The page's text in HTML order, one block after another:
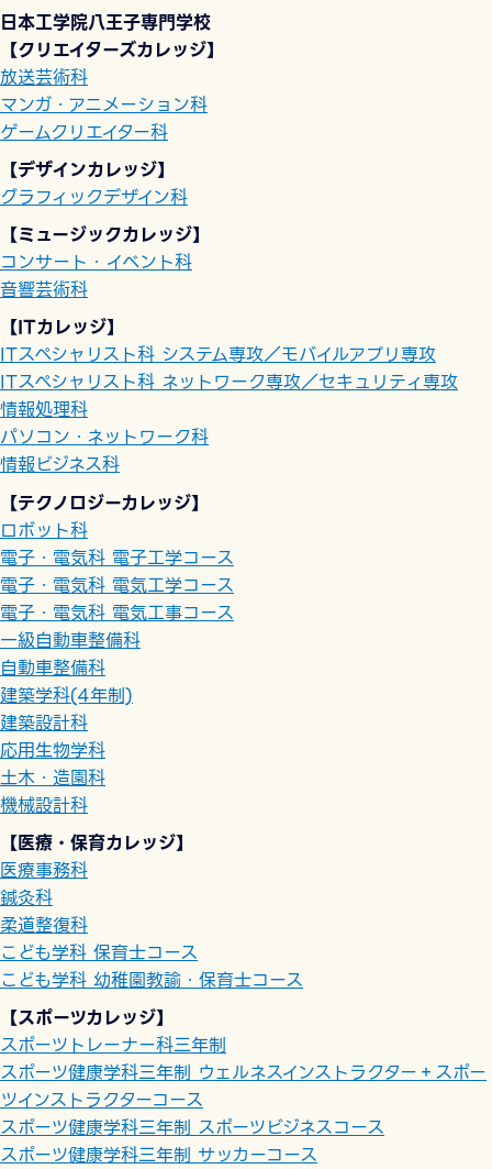
日本工学院八王子専門学校
【クリエイターズカレッジ】
放送芸術科
マンガ・アニメーション科
ゲームクリエイター科
【デザインカレッジ】
グラフィックデザイン科
【ミュージックカレッジ】
コンサート・イベント科
音響芸術科
【ITカレッジ】
ITスペシャリスト科 システム専攻／モバイルアプリ専攻
ITスペシャリスト科 ネットワーク専攻／セキュリティ専攻
情報処理科
パソコン・ネットワーク科
情報ビジネス科
【テクノロジーカレッジ】
ロボット科
電子・電気科 電子工学コース
電子・電気科 電気工学コース
電子・電気科 電気工事コース
一級自動車整備科
自動車整備科
建築学科(4年制)
建築設計科
応用生物学科
土木・造園科
機械設計科
【医療・保育カレッジ】
医療事務科
鍼灸科
柔道整復科
こども学科 保育士コース
こども学科 幼稚園教諭・保育士コース
【スポーツカレッジ】
スポーツトレーナー科三年制
スポーツ健康学科三年制 ウェルネスインストラクター＋スポー
ツインストラクターコース
スポーツ健康学科三年制 スポーツビジネスコース
スポーツ健康学科三年制 サッカーコース